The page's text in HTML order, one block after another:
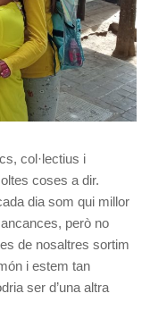
col·lectius i
coses a dir.
dia som qui millor
però no
de nosaltres sortim
i estem tan
ser d’una altra